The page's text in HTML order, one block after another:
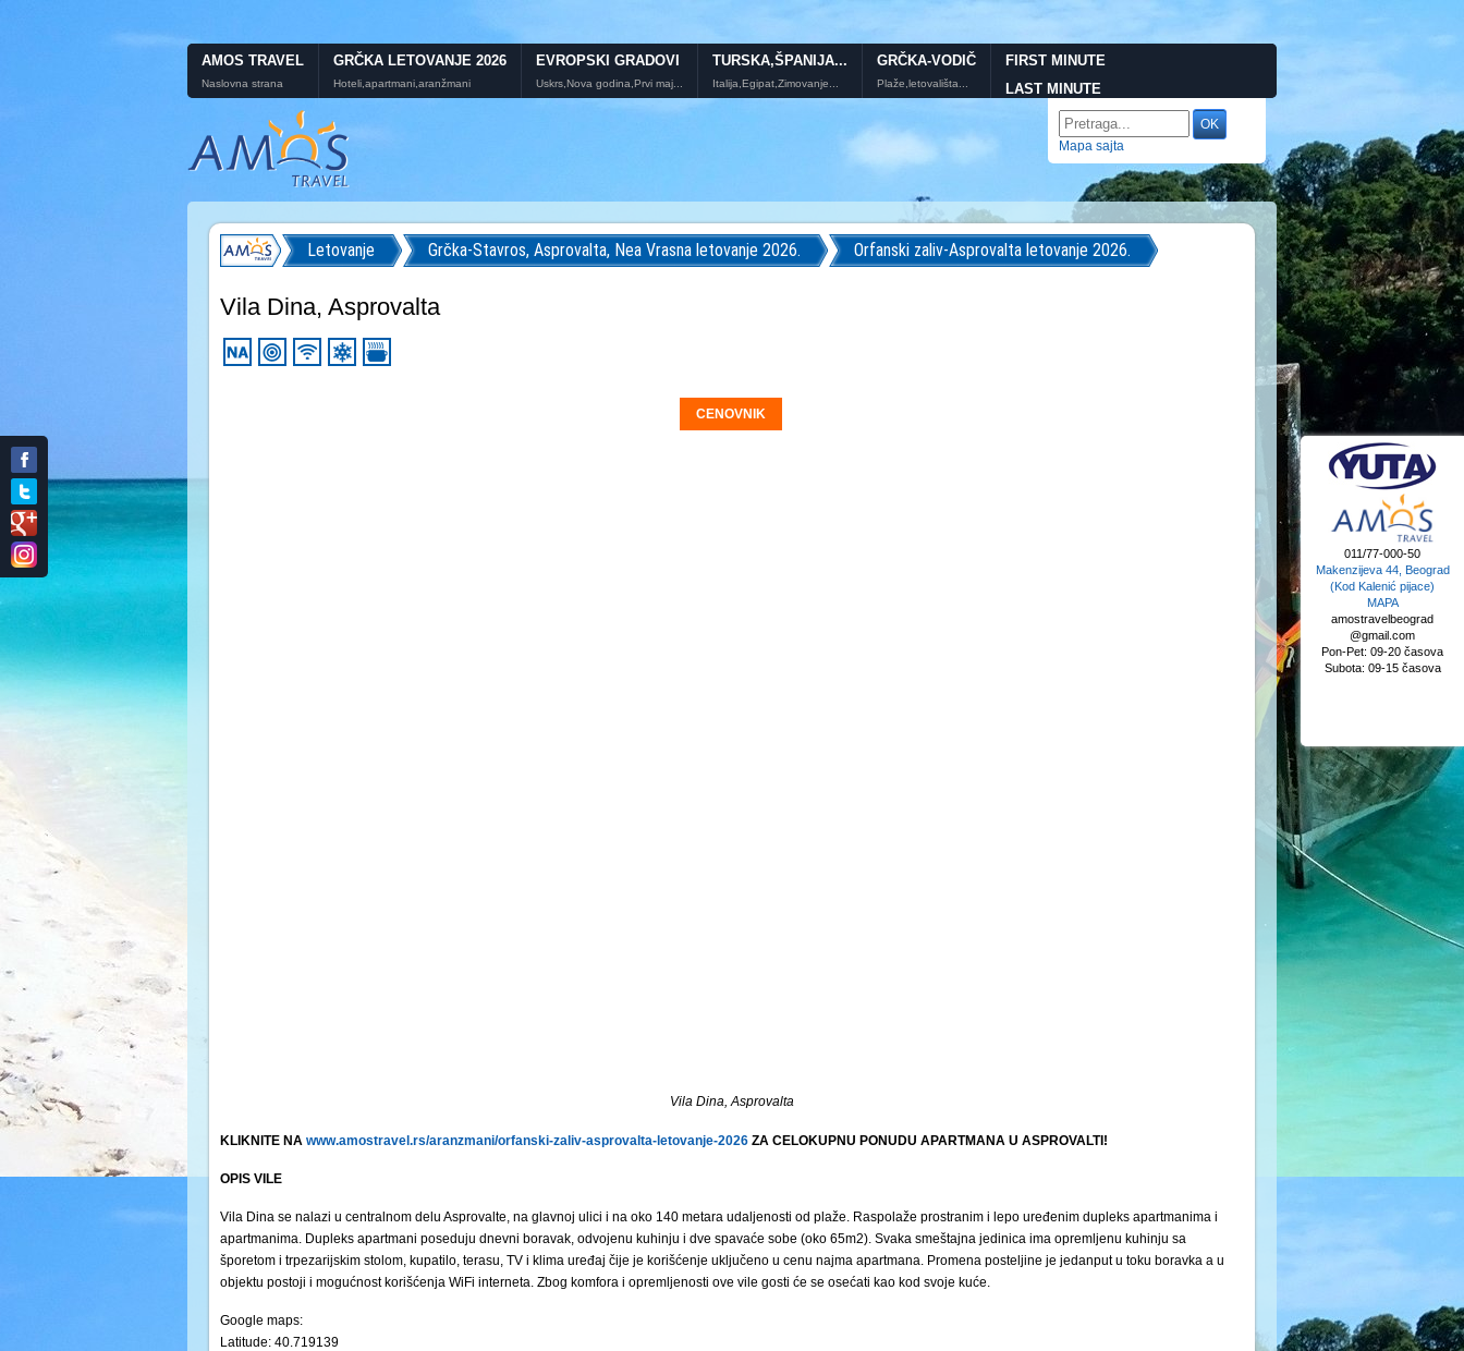
AMOS TRAVEL
Naslovna strana
GRČKA LETOVANJE 2026
Hoteli,apartmani,aranžmani
EVROPSKI GRADOVI
Uskrs,Nova godina,Prvi maj...
TURSKA,ŠPANIJA...
Italija,Egipat,Zimovanje...
GRČKA-VODIČ
Plaže,letovališta...
FIRST MINUTE
LAST MINUTE
Mapa sajta
Letovanje Grčka-Stavros, Asprovalta, Nea Vrasna letovanje 2026. Orfanski zaliv-Asprovalta letovanje 2026.
Vila Dina, Asprovalta
CENOVNIK
Vila Dina, Asprovalta
KLIKNITE NA www.amostravel.rs/aranzmani/orfanski-zaliv-asprovalta-letovanje-2026 ZA CELOKUPNU PONUDU APARTMANA U ASPROVALTI!
OPIS VILE
Vila Dina se nalazi u centralnom delu Asprovalte, na glavnoj ulici i na oko 140 metara udaljenosti od plaže. Raspolaže prostranim i lepo uređenim dupleks apartmanima i
apartmanima. Dupleks apartmani poseduju dnevni boravak, odvojenu kuhinju i dve spavaće sobe (oko 65m2). Svaka smeštajna jedinica ima opremljenu kuhinju sa
šporetom i trpezarijskim stolom, kupatilo, terasu, TV i klima uređaj čije je korišćenje uključeno u cenu najma apartmana. Promena posteljine je jedanput u toku boravka a u
objektu postoji i mogućnost korišćenja WiFi interneta. Zbog komfora i opremljenosti ove vile gosti će se osećati kao kod svoje kuće.
Google maps:
Latitude: 40.719139
011/77-000-50
Makenzijeva 44, Beograd
(Kod Kalenić pijace)
MAPA
amostravelbeograd
@gmail.com
Pon-Pet: 09-20 časova
Subota: 09-15 časova